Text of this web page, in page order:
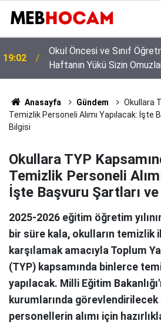
12:02
Okul Çantası Kaça Doluyor?
Beklediği O Rakam!
Anasayfa Gündem
Okullara
Temizlik Personeli Alımı Yapılacak: İşte
Bilgisi
Okullara TYP
Temizlik Personeli
İşte Başvuru Şartları
2025-2026 eğitim öğretim
bir süre kala, okulların temizlik
karşılamak amacıyla Toplum
(TYP) kapsamında binlerce
yapılacak. Milli Eğitim
kurumlarında görevlendirilecek
personellerin alımı için